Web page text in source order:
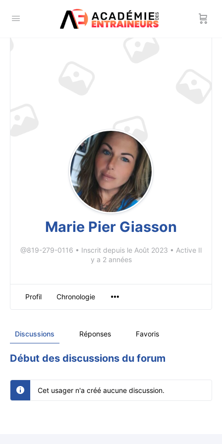
Marie Pier Giasson
@819-279-0116 • Inscrit depuis le Août 2023 • Active Il
y a 2 années
Profil Chronologie
Discussions Réponses Favoris
Début des discussions du forum
Cet usager n'a créé aucune discussion.